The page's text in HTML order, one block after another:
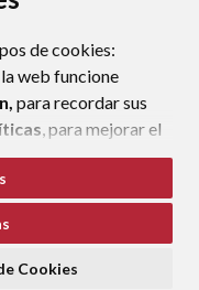
de cookies:
web funcione
para recordar sus
, para mejorar el
todas”
el botón
técnicas
Cookies